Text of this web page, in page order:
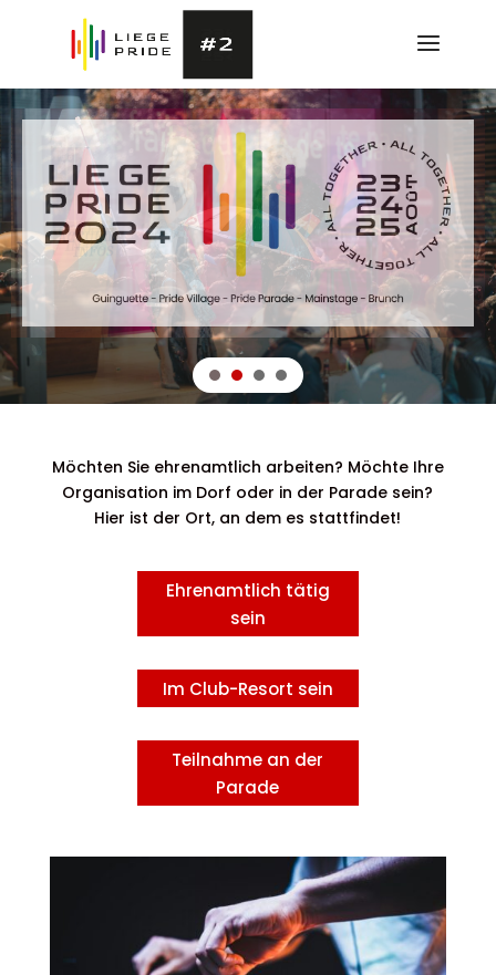
Möchten Sie ehrenamtlich arbeiten? Möchte Ihre
Organisation im Dorf oder in der Parade sein?
Hier ist der Ort, an dem es stattfindet!
Ehrenamtlich tätig
sein
Im Club-Resort sein
Teilnahme an der
Parade